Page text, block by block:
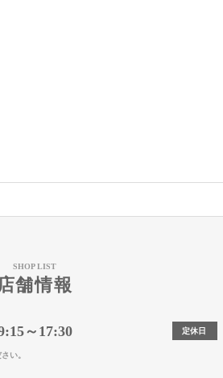
SHOP LIST
舗情報
～17:30
い。
定休日